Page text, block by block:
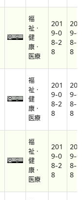
福
祉・
健
康・
医療
201
9-0
8-2
8
201
9-0
8-2
8
福
祉・
健
康・
医療
201
9-0
8-2
8
201
9-0
8-2
8
福
祉・
健
康・
医療
201
9-0
8-2
8
201
9-0
8-2
8